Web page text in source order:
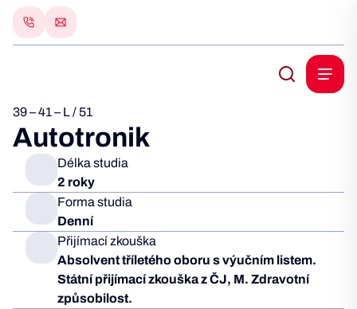
39 – 41 – L / 51
Autotronik
Délka studia
2 roky
Forma studia
Denní
Přijímací zkouška
Absolvent tříletého oboru s výučním listem.
Státní přijímací zkouška z ČJ, M. Zdravotní
způsobilost.